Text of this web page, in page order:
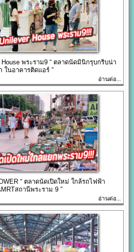
พระราม9 “ ตลาดนัดมินิกรุบกริบน่า
ในอาคารติดแอร์ ”
อ่านต่อ...
“ ตลาดนัดเปิดใหม่ ใกล้รถไฟฟ้า
สถานีพระราม 9 ”
อ่านต่อ...